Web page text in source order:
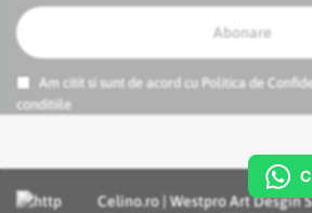
Abonare
Am citit si sunt de acord cu Politica de
conditiile
Celino.ro | Westpro Art Desgin